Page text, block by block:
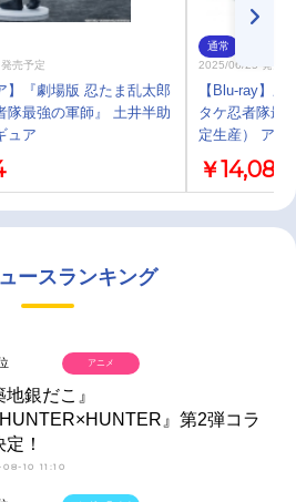
売予定
】『劇場版 忍たま乱太郎
隊最強の軍師』 土井半助
ュア
通常
2025/06/25 発売
【Blu-ray】
タケ忍者隊最
定生産） アニ
￥14,080
ースランキング
地銀だこ』
』第2弾コラ
！
10 11:10
アニメ